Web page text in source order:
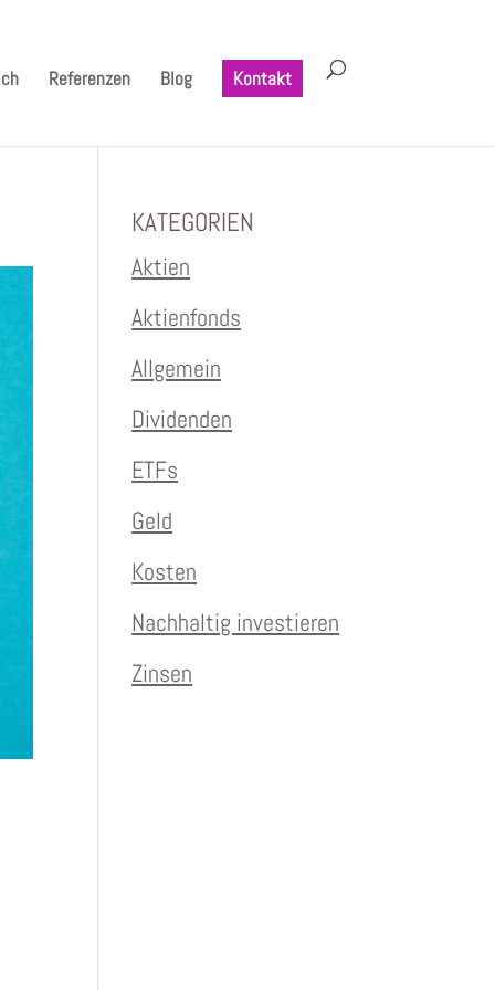
Referenzen Blog Kontakt
KATEGORIEN
Aktien
Aktienfonds
Allgemein
Dividenden
ETFs
Geld
Kosten
Nachhaltig investieren
Zinsen